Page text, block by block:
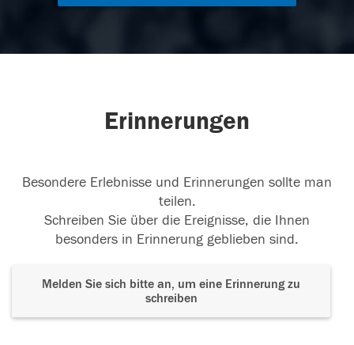
Erinnerungen
Besondere Erlebnisse und Erinnerungen sollte man
teilen.
Schreiben Sie über die Ereignisse, die Ihnen
besonders in Erinnerung geblieben sind.
Melden Sie sich bitte an, um eine Erinnerung zu
schreiben